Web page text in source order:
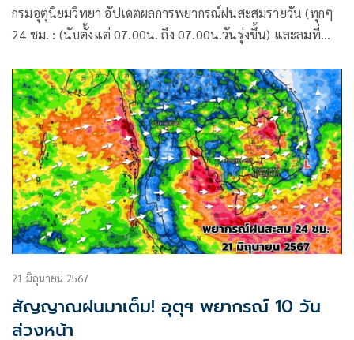
กรมอุตุนิยมวิทยา อัปเดตผลการพยากรณ์ฝนสะสมรายวัน (ทุกๆ
24 ชม. : (นับตั้งแต่ 07.00น. ถึง 07.00น.วันรุ่งขึ้น) และลมที่
ก.ค. 67
21 มิถุนายน 2567
สัญญาณฝนมาเต็ม! อุตุฯ พยากรณ์ 10 วัน
ล่วงหน้า